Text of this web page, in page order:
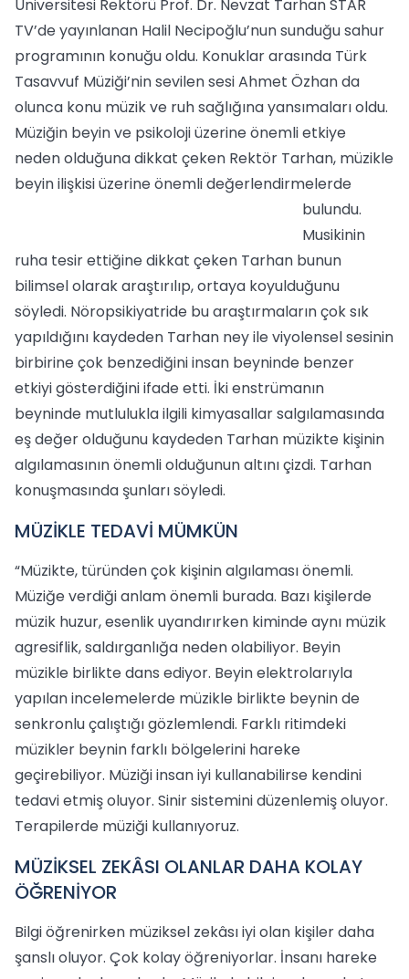
Üniversitesi Rektörü Prof. Dr. Nevzat Tarhan STAR
TV’de yayınlanan Halil Necipoğlu’nun sunduğu sahur
programının konuğu oldu. Konuklar arasında Türk
Tasavvuf Müziği’nin sevilen sesi Ahmet Özhan da
olunca konu müzik ve ruh sağlığına yansımaları oldu.
Müziğin beyin ve psikoloji üzerine önemli etkiye
neden olduğuna dikkat çeken Rektör Tarhan, müzikle
beyin ilişkisi üzerine önemli değerlendirmelerde
bulundu.
Musikinin
ruha tesir ettiğine dikkat çeken Tarhan bunun
bilimsel olarak araştırılıp, ortaya koyulduğunu
söyledi. Nöropsikiyatride bu araştırmaların çok sık
yapıldığını kaydeden Tarhan ney ile viyolensel sesinin
birbirine çok benzediğini insan beyninde benzer
etkiyi gösterdiğini ifade etti. İki enstrümanın
beyninde mutlulukla ilgili kimyasallar salgılamasında
eş değer olduğunu kaydeden Tarhan müzikte kişinin
algılamasının önemli olduğunun altını çizdi. Tarhan
konuşmasında şunları söyledi.
MÜZİKLE TEDAVİ MÜMKÜN
“Müzikte, türünden çok kişinin algılaması önemli.
Müziğe verdiği anlam önemli burada. Bazı kişilerde
müzik huzur, esenlik uyandırırken kiminde aynı müzik
agresiflik, saldırganlığa neden olabiliyor. Beyin
müzikle birlikte dans ediyor. Beyin elektrolarıyla
yapılan incelemelerde müzikle birlikte beynin de
senkronlu çalıştığı gözlemlendi. Farklı ritimdeki
müzikler beynin farklı bölgelerini hareke
geçirebiliyor. Müziği insan iyi kullanabilirse kendini
tedavi etmiş oluyor. Sinir sistemini düzenlemiş oluyor.
Terapilerde müziği kullanıyoruz.
MÜZİKSEL ZEKÂSI OLANLAR DAHA KOLAY
ÖĞRENİYOR
Bilgi öğrenirken müziksel zekâsı iyi olan kişiler daha
şanslı oluyor. Çok kolay öğreniyorlar. İnsanı hareke